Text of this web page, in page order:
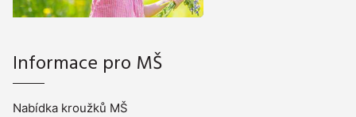
Informace pro MŠ
Nabídka kroužků MŠ